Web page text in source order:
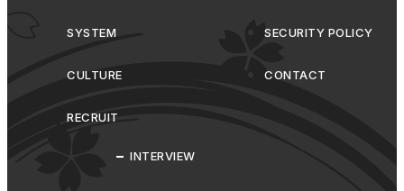
SYSTEM
CULTURE
RECRUIT
INTERVIEW
SECURITY POLICY
CONTACT